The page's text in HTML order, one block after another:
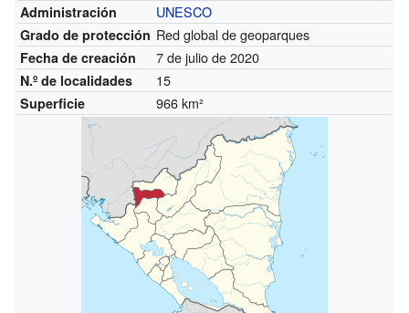
Administración
UNESCO
Grado de protección Red global de geoparques
Fecha de creación 7 de julio de 2020
N.º de localidades 15
Superficie 966 km²